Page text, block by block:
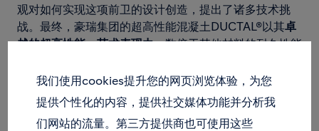
观对如何实现这项前卫的设计创造，提出了诸多技术挑
战。最终，豪瑞集团的超高性能混凝土DUCTAL®以其卓
越的超高性能，艺术表现力，数倍于其他材料的耐久性能
该项目。
建筑外表看似轻柔如蕾丝编织的立面，是由DUCTAL®超
高性能混凝土预制的形式构筑的。DUCTAL®由于其具有
我们使用cookies提升您的网页浏览体验，为您
提供个性化的内容，提供社交媒体功能并分析我
们网站的流量。第三方提供商也可使用这些